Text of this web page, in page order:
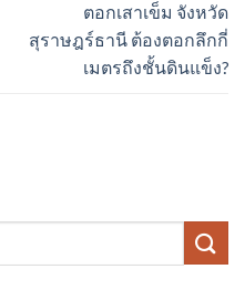
ตอกเสาเข็ม จังหวัด
สุราษฎร์ธานี ต้องตอกลึกกี่
เมตรถึงชั้นดินแข็ง?